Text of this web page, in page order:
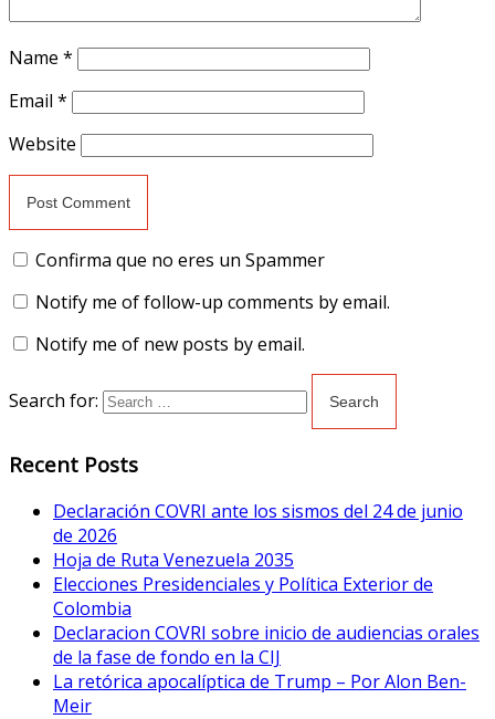
Name *
Email *
Website
Confirma que no eres un Spammer
Notify me of follow-up comments by email.
Notify me of new posts by email.
Search for:
Recent Posts
Declaración COVRI ante los sismos del 24 de junio
de 2026
Hoja de Ruta Venezuela 2035
Elecciones Presidenciales y Política Exterior de
Colombia
Declaracion COVRI sobre inicio de audiencias orales
de la fase de fondo en la CIJ
La retórica apocalíptica de Trump – Por Alon Ben-
Meir